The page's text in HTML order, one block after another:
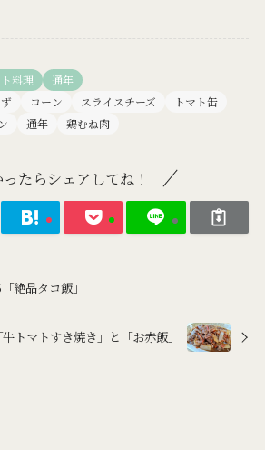
料理
通年
コーン スライスチーズ
トマト缶
通年 鶏むね肉
ったらシェアしてね！
絶品タコ飯」
トマトすき焼き」と「お赤飯」